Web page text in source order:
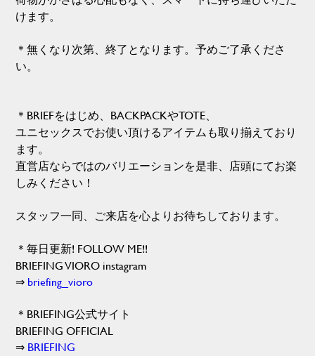
けます。
＊無くなり次第、終了となります。予めご了承くださ
い。
＊BRIEFをはじめ、BACKPACKやTOTE、
ユニセックスでお使い頂けるアイテムも取り揃えており
ます。
直営店ならではのバリエーションを是非、店頭にてお楽
しみください！
スタッフ一同、ご来店を心よりお待ちしております。
＊毎日更新! FOLLOW ME!!
BRIEFING VIORO instagram
⇒ briefing_vioro
＊BRIEFING公式サイト
BRIEFING OFFICIAL
⇒ BRIEFING